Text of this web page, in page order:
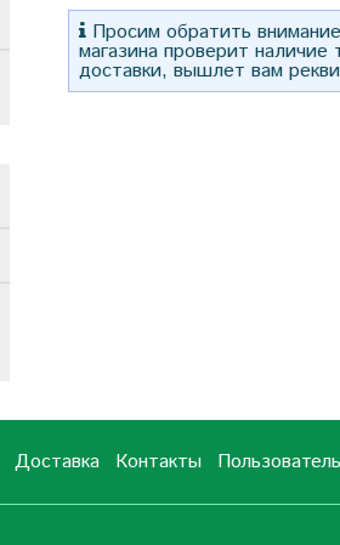
Просим обратить
магазина проверит
доставки, вышлет вам
Доставка Контакты